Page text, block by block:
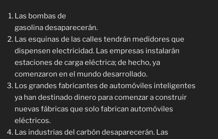
Las bombas de
gasolina desaparecerán.
Las esquinas de las calles tendrán medidores que
dispensen electricidad. Las empresas instalarán
estaciones de carga eléctrica; de hecho, ya
comenzaron en el mundo desarrollado.
Los grandes fabricantes de automóviles inteligentes
ya han destinado dinero para comenzar a construir
nuevas fábricas que solo fabrican automóviles
eléctricos.
Las industrias del carbón desaparecerán. Las